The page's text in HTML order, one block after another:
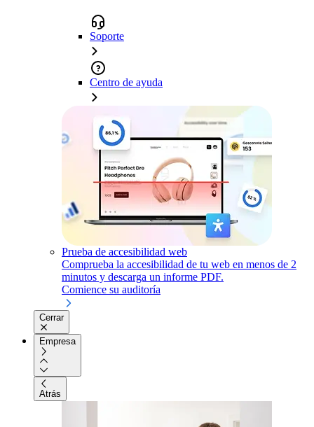
Soporte
Centro de ayuda
Prueba de accesibilidad web
Comprueba la accesibilidad de tu web en menos de 2
minutos y descarga un informe PDF.
Comience su auditoría
Cerrar
Empresa
Atrás